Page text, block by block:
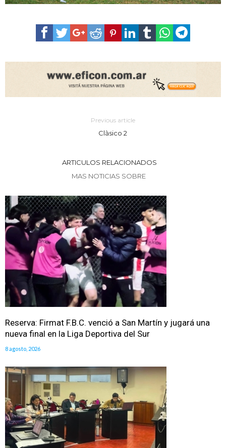
Previous article
Clàsico 2
ARTICULOS RELACIONADOS
MAS NOTICIAS SOBRE
Reserva: Firmat F.B.C. venció a San Martín y jugará una
nueva final en la Liga Deportiva del Sur
8 agosto, 2026